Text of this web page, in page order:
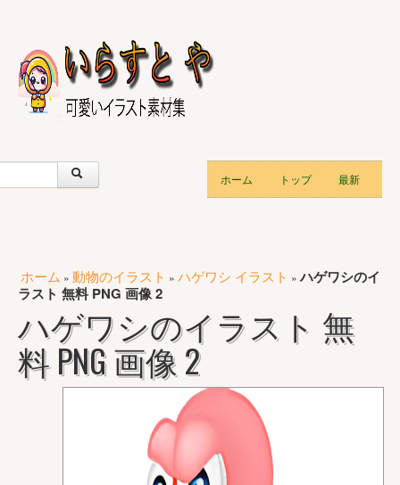
ホーム トップ 最新
ホーム » 動物のイラスト » ハゲワシ イラスト »ハゲワシのイ
ラスト 無料 PNG 画像 2
ハゲワシのイラスト 無
料 PNG 画像 2